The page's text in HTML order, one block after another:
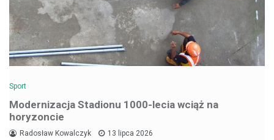
Sport
Modernizacja Stadionu 1000-lecia wciąż na
horyzoncie
Radosław Kowalczyk 13 lipca 2026